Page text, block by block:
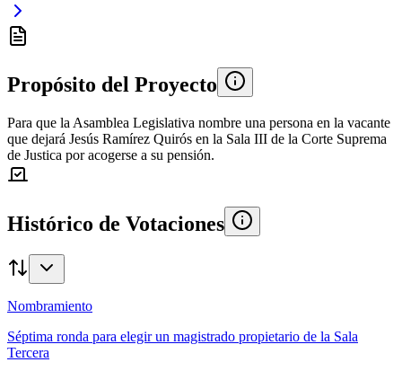
Propósito del Proyecto
Para que la Asamblea Legislativa nombre una persona en la vacante
que dejará Jesús Ramírez Quirós en la Sala III de la Corte Suprema
de Justica por acogerse a su pensión.
Histórico de Votaciones
Nombramiento
Séptima ronda para elegir un magistrado propietario de la Sala
Tercera